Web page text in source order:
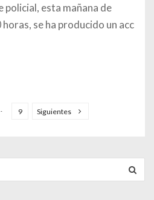
policial, esta mañana de
se ha producido un acc
9 Siguientes